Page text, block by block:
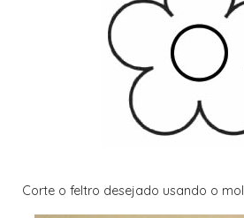
Corte o feltro desejado usando o